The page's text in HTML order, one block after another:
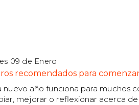
09 de Enero
recomendados para
nuevo año funciona para muchos
mejorar o reflexionar acerca